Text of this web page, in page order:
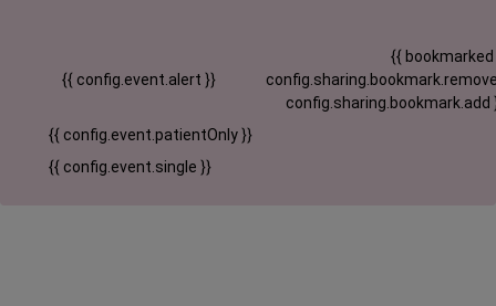
{{ config.event.alert }}
{{ bookmarked
config.sharing.bookmark.add
{{ config.event.patientOnly }}
{{ config.event.single }}